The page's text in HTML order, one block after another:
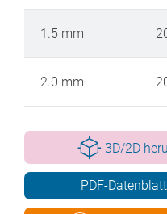
1.5 mm
2.0 mm
3D/2D
PDF-